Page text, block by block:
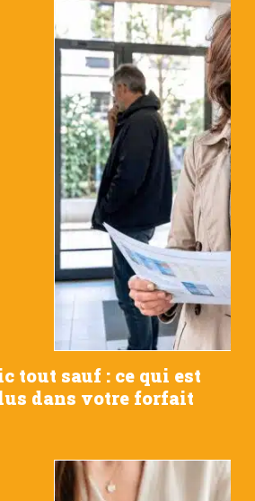
tout sauf : ce qui est
dans votre forfait